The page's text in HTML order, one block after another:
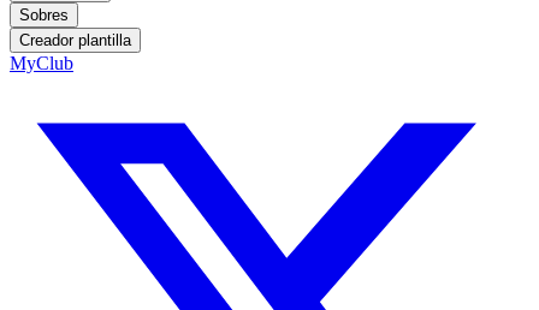
Sobres
Creador plantilla
MyClub